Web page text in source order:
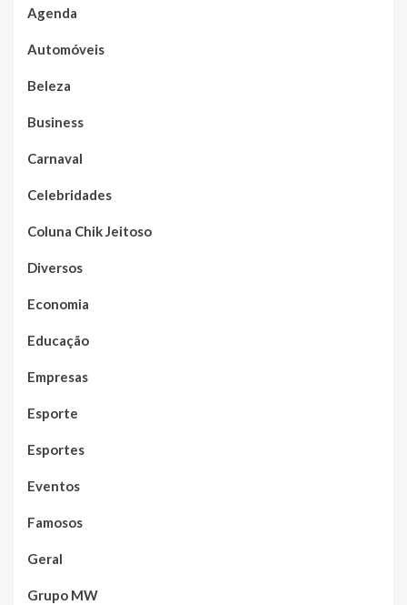
Agenda
Automóveis
Beleza
Business
Carnaval
Celebridades
Coluna Chik Jeitoso
Diversos
Economia
Educação
Empresas
Esporte
Esportes
Eventos
Famosos
Geral
Grupo MW